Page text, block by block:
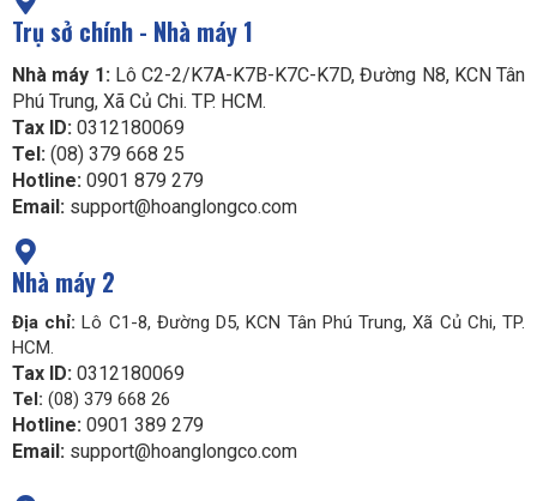
Trụ sở chính - Nhà máy 1
Nhà máy 1:Lô C2-2/K7A-K7B-K7C-K7D, Đường N8, KCN Tân
Phú Trung, Xã Củ Chi. TP. HCM.
Tax ID: 0312180069
Tel: (08) 379 668 25
Hotline: 0901 879 279
Email: support@hoanglongco.com
Nhà máy 2
Địa chỉ: Lô C1-8, Đường D5, KCN Tân Phú Trung, Xã Củ Chi, TP.
HCM.
Tax ID: 0312180069
Tel: (08) 379 668 26
Hotline: 0901 389 279
Email: support@hoanglongco.com